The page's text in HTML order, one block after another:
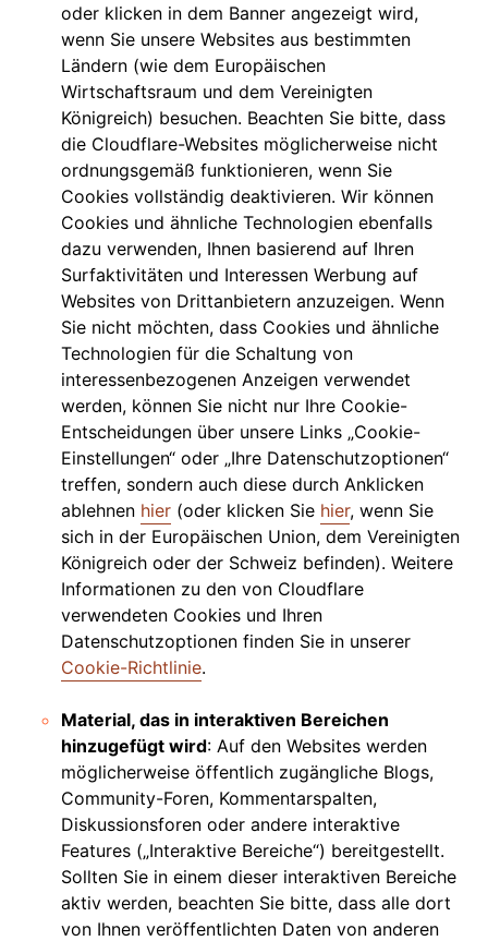
oder klicken in dem Banner angezeigt wird,
wenn Sie unsere Websites aus bestimmten
Ländern (wie dem Europäischen
Wirtschaftsraum und dem Vereinigten
Königreich) besuchen. Beachten Sie bitte, dass
die Cloudflare-Websites möglicherweise nicht
ordnungsgemäß funktionieren, wenn Sie
Cookies vollständig deaktivieren. Wir können
Cookies und ähnliche Technologien ebenfalls
dazu verwenden, Ihnen basierend auf Ihren
Surfaktivitäten und Interessen Werbung auf
Websites von Drittanbietern anzuzeigen. Wenn
Sie nicht möchten, dass Cookies und ähnliche
Technologien für die Schaltung von
interessenbezogenen Anzeigen verwendet
werden, können Sie nicht nur Ihre Cookie-
Entscheidungen über unsere Links „Cookie-
Einstellungen“ oder „Ihre Datenschutzoptionen“
treffen, sondern auch diese durch Anklicken
ablehnen hier (oder klicken Sie hier, wenn Sie
sich in der Europäischen Union, dem Vereinigten
Königreich oder der Schweiz befinden). Weitere
Informationen zu den von Cloudflare
verwendeten Cookies und Ihren
Datenschutzoptionen finden Sie in unserer
Cookie-Richtlinie.
Material, das in interaktiven Bereichen
hinzugefügt wird: Auf den Websites werden
möglicherweise öffentlich zugängliche Blogs,
Community-Foren, Kommentarspalten,
Diskussionsforen oder andere interaktive
Features („Interaktive Bereiche“) bereitgestellt.
Sollten Sie in einem dieser interaktiven Bereiche
aktiv werden, beachten Sie bitte, dass alle dort
von Ihnen veröffentlichten Daten von anderen